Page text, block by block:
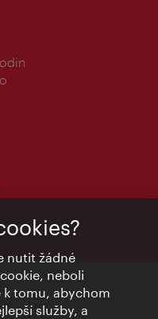
nutit žádné
neboli
k tomu, abychom
služby, a